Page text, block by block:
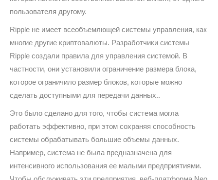
пользователя другому.
Ripple не имеет всеобъемлющей системы управления, как
многие другие криптовалюты. Разработчики системы
Ripple создали правила для управления системой. В
частности, они установили ограничение размера блока,
которое ограничило размер блоков, которые можно
сделать доступными для передачи данных..
Это было сделано для того, чтобы система могла
работать эффективно, при этом сохраняя способность
системы обрабатывать большие объемы данных.
Например, система не была предназначена для
интенсивного использования ее малыми предприятиями.